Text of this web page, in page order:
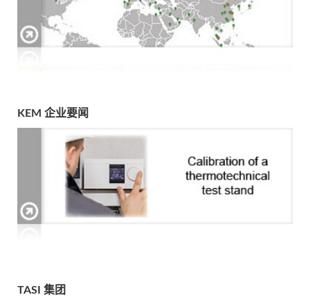
KEM 企业要闻
TASI 集团